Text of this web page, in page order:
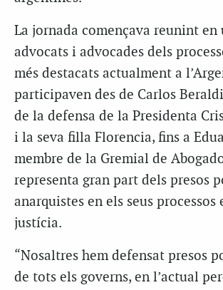
La jornada començava reunint en
advocats i advocades dels
més destacats actualment a
participaven des de Carlos
de la defensa de la Presidenta
i la seva filla Florencia, fins a
membre de la Gremial de
representa gran part dels presos
anarquistes en els seus
justícia.
“Nosaltres hem defensat presos
de tots els governs, en l’actual